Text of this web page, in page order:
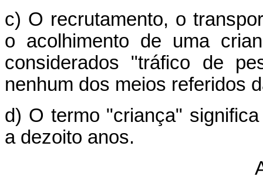
c) O recrutamento, o
o acolhimento de uma
considerados "tráfico de
nenhum dos meios referidos
d) O termo "criança"
a dezoito anos.